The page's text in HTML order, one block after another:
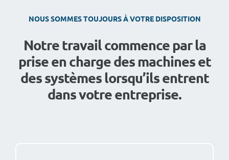
NOUS SOMMES TOUJOURS À VOTRE DISPOSITION
Notre travail commence par la
prise en charge des machines et
des systèmes lorsqu’ils entrent
dans votre entreprise.